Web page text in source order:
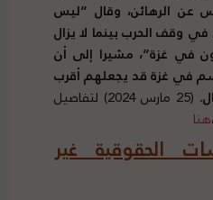
عن الرهائن، وقال “ليس
وقف الحرب بينما لا يزال
في غزة“، مشيرا إلى أن
في غزة قد يجعلهم أقرب
.
(25 مارس 2024) لتفاصيل
هنا
الحقوقية غير